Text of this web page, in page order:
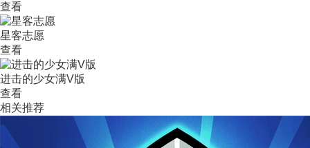
查看
星客志愿
查看
进击的少女满V版
查看
相关推荐